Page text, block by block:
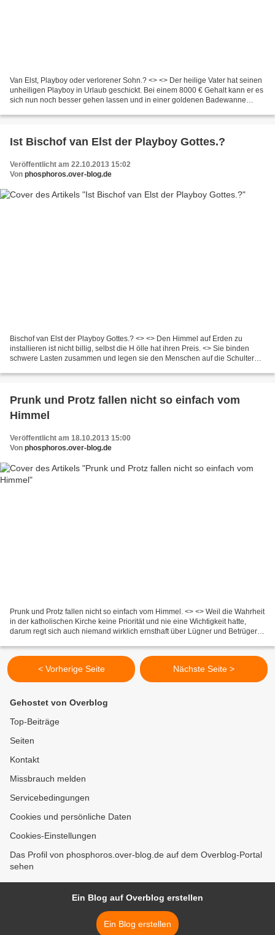
Van Elst, Playboy oder verlorener Sohn.? <> <> Der heilige Vater hat seinen
unheiligen Playboy in Urlaub geschickt. Bei einem 8000 € Gehalt kann er es
sich nun noch besser gehen lassen und in einer goldenen Badewanne
Ist Bischof van Elst der Playboy Gottes.?
Veröffentlicht am 22.10.2013 15:02
Von phosphoros.over-blog.de
Bischof van Elst der Playboy Gottes.? <> <> Den Himmel auf Erden zu
installieren ist nicht billig, selbst die H ölle hat ihren Preis. <> Sie binden
schwere Lasten zusammen und legen sie den Menschen auf die Schultern,
Prunk und Protz fallen nicht so einfach vom
Himmel
Veröffentlicht am 18.10.2013 15:00
Von phosphoros.over-blog.de
Prunk und Protz fallen nicht so einfach vom Himmel. <> <> Weil die Wahrheit
in der katholischen Kirche keine Priorität und nie eine Wichtigkeit hatte,
darum regt sich auch niemand wirklich ernsthaft über Lügner und Betrüger
< Vorherige Seite Nächste Seite >
Gehostet von Overblog
Top-Beiträge
Seiten
Kontakt
Missbrauch melden
Servicebedingungen
Cookies und persönliche Daten
Cookies-Einstellungen
Das Profil von phosphoros.over-blog.de auf dem Overblog-Portal
sehen
Ein Blog auf Overblog erstellen
Ein Blog erstellen